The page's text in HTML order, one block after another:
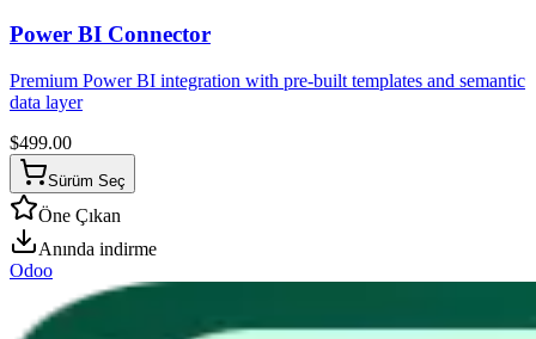
Power BI Connector
Premium Power BI integration with pre-built templates and semantic
data layer
$499.00
Sürüm Seç
Öne Çıkan
Anında indirme
Odoo